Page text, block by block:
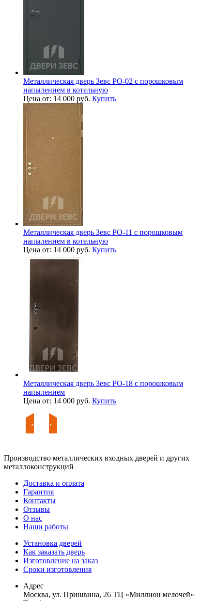
Металлическая дверь Зевс PO-02 с порошковым
напылением в котельную
Цена от: 14 000 руб. Купить
Металлическая дверь Зевс PO-11 с порошковым
напылением в котельную
Цена от: 14 000 руб. Купить
Металлическая дверь Зевс PO-18 с порошковым
напылением
Цена от: 14 000 руб. Купить
Производство металлических входных дверей и других
металлоконструкций
Доставка и оплата
Гарантия
Контакты
Отзывы
О нас
Наши работы
Установка дверей
Как заказать дверь
Изготовление на заказ
Сроки изготовления
Адрес
Москва, ул. Пришвина, 26 ТЦ «Миллион мелочей»